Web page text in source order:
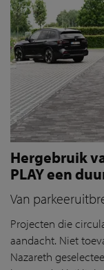
Hergebruik
PLAY een
Van
Projecten die
aandacht. Niet
Nazareth